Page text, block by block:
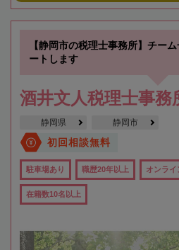
【静岡市の税理士事務所】チー
ートします
酒井文人税理士事務
静岡県 静岡市
初回相談無料
駐車場あり 職歴20年以上 オンライ
在籍数10名以上